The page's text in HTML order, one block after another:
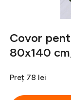
Covor
80x140
Preț 78 lei